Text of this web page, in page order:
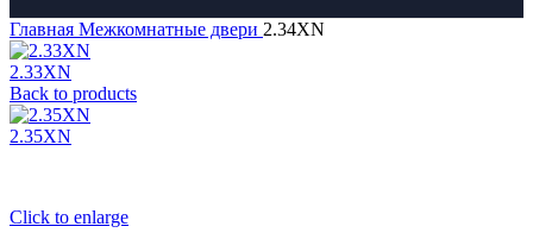
Главная Межкомнатные двери 2.34XN
2.33XN
Back to products
2.35XN
Click to enlarge